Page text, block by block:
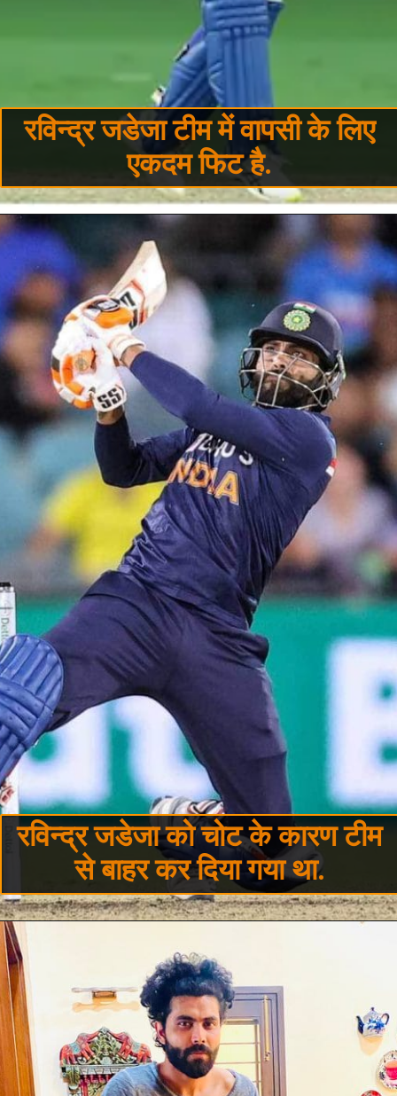
रविन्द्र जडेजा टीम में वापसी के लिए
एकदम फिट है.
रविन्द्र जडेजा को चोट के कारण टीम
से बाहर कर दिया गया था.